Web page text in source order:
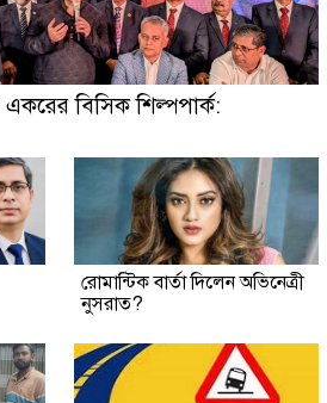
বিসিক শিল্পপার্ক:
রোমান্টিক বার্তা দিলেন অভিনেত্রী
নুসরাত?